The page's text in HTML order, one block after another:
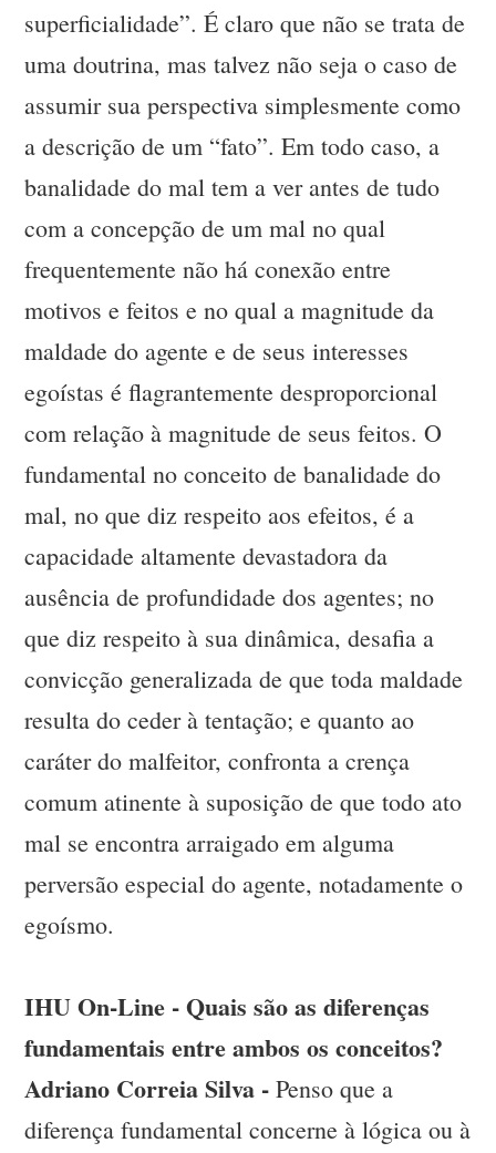
superficialidade”. É claro que não se trata de
uma doutrina, mas talvez não seja o caso de
assumir sua perspectiva simplesmente como
a descrição de um “fato”. Em todo caso, a
banalidade do mal tem a ver antes de tudo
com a concepção de um mal no qual
frequentemente não há conexão entre
motivos e feitos e no qual a magnitude da
maldade do agente e de seus interesses
egoístas é flagrantemente desproporcional
com relação à magnitude de seus feitos. O
fundamental no conceito de banalidade do
mal, no que diz respeito aos efeitos, é a
capacidade altamente devastadora da
ausência de profundidade dos agentes; no
que diz respeito à sua dinâmica, desafia a
convicção generalizada de que toda maldade
resulta do ceder à tentação; e quanto ao
caráter do malfeitor, confronta a crença
comum atinente à suposição de que todo ato
mal se encontra arraigado em alguma
perversão especial do agente, notadamente o
egoísmo.
IHU On-Line - Quais são as diferenças
fundamentais entre ambos os conceitos?
Adriano Correia Silva - Penso que a
diferença fundamental concerne à lógica ou à